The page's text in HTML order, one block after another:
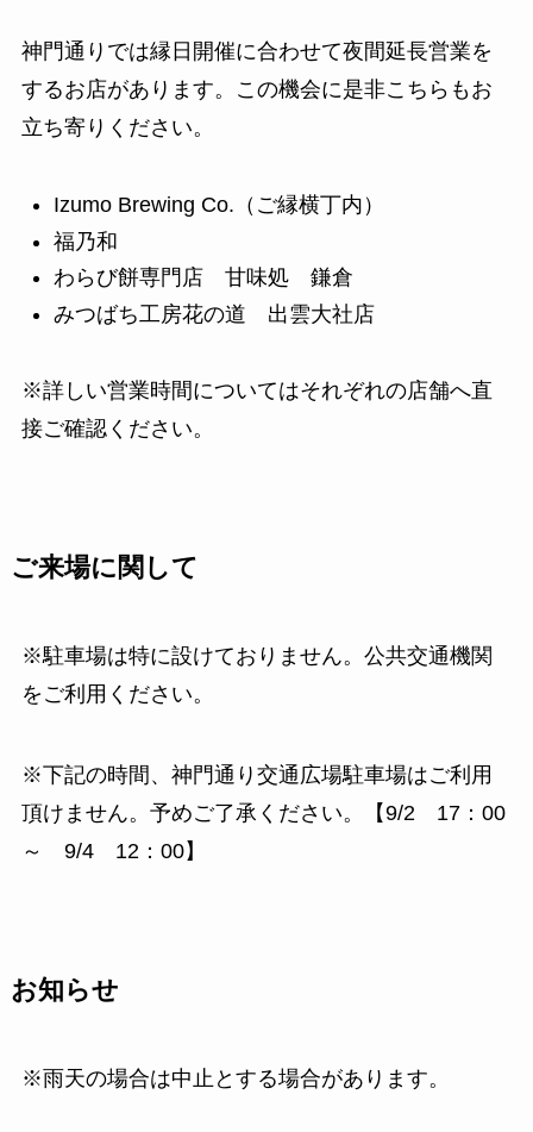
神門通りでは縁日開催に合わせて夜間延長営業を
するお店があります。この機会に是非こちらもお
立ち寄りください。
Izumo Brewing Co.（ご縁横丁内）
福乃和
わらび餅専門店 甘味処 鎌倉
みつばち工房花の道 出雲大社店
※詳しい営業時間についてはそれぞれの店舗へ直
接ご確認ください。
ご来場に関して
※駐車場は特に設けておりません。公共交通機関
をご利用ください。
※下記の時間、神門通り交通広場駐車場はご利用
頂けません。予めご了承ください。【9/2 17：00
～ 9/4 12：00】
お知らせ
※雨天の場合は中止とする場合があります。